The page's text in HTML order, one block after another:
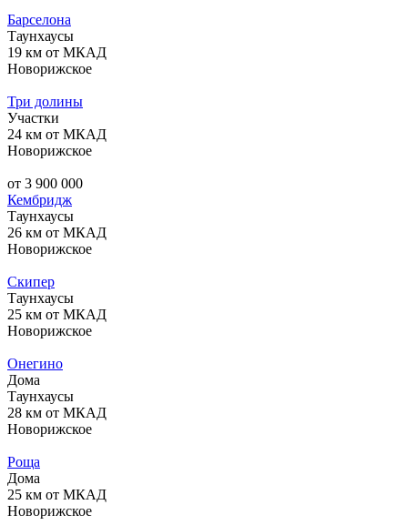
Барселона
Таунхаусы
19 км от МКАД
Новорижское
Три долины
Участки
24 км от МКАД
Новорижское
от 3 900 000
Кембридж
Таунхаусы
26 км от МКАД
Новорижское
Скипер
Таунхаусы
25 км от МКАД
Новорижское
Онегино
Дома
Таунхаусы
28 км от МКАД
Новорижское
Роща
Дома
25 км от МКАД
Новорижское